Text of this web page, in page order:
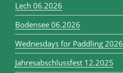
Lech 06.2026
Bodensee 06.2026
Wednesdays for Paddling 2026
Jahresabschlussfest 12.2025